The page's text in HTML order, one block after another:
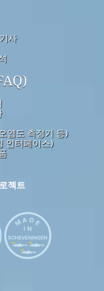
사
염도 측정기 등)
인터페이스)
젝트